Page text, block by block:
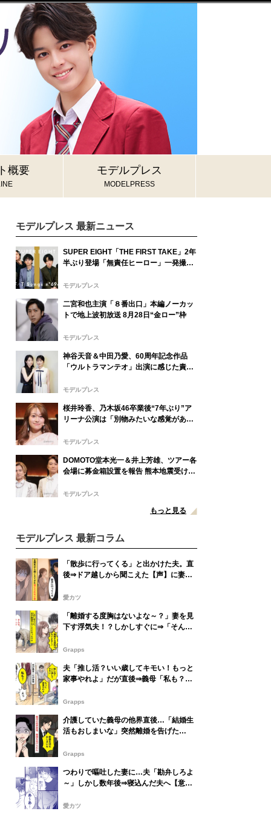
概要 モデルプレス
MODELPRESS
モデルプレス 最新ニュース
SUPER EIGHT「THE FIRST TAKE」2年
半ぶり登場「無責任ヒーロー」一発撮り
と特別パフォーマンス
モデルプレス
二宮和也主演「８番出口」本編ノーカッ
トで地上波初放送 8月28日“金ロー”枠
モデルプレス
神谷天音＆中田乃愛、60周年記念作品
「ウルトラマンテオ」出演に感じた責任
のこだわり”特撮技術に圧倒【インタビュ
モデルプレス
桜井玲香、乃木坂46卒業後“7年ぶり”ア
リーナ公演は「別物みたいな感覚があ
モデルプレス
DOMOTO堂本光一＆井上芳雄、ツアー各
会場に募金箱設置を報告 熊本地震受け
れば」
モデルプレス
もっと見る
モデルプレス 最新コラム
「散歩に行ってくる」と出かけた夫。直
後⇒ドア越しから聞こえた【声】に妻
愛カツ
「離婚する度胸はないよな～？」妻を見
下す浮気夫！？しかしすぐに⇒「そん
たワケ
Grapps
夫「推し活？いい歳してキモい！もっと
家事やれよ」だが直後⇒義母「私も？」
Grapps
介護していた義母の他界直後…「結婚生
活もおしまいな」突然離婚を告げた
血の気が引いた話
Grapps
つわりで嘔吐した妻に…夫「勘弁しろよ
～」しかし数年後⇒寝込んだ夫へ【意趣
愛カツ